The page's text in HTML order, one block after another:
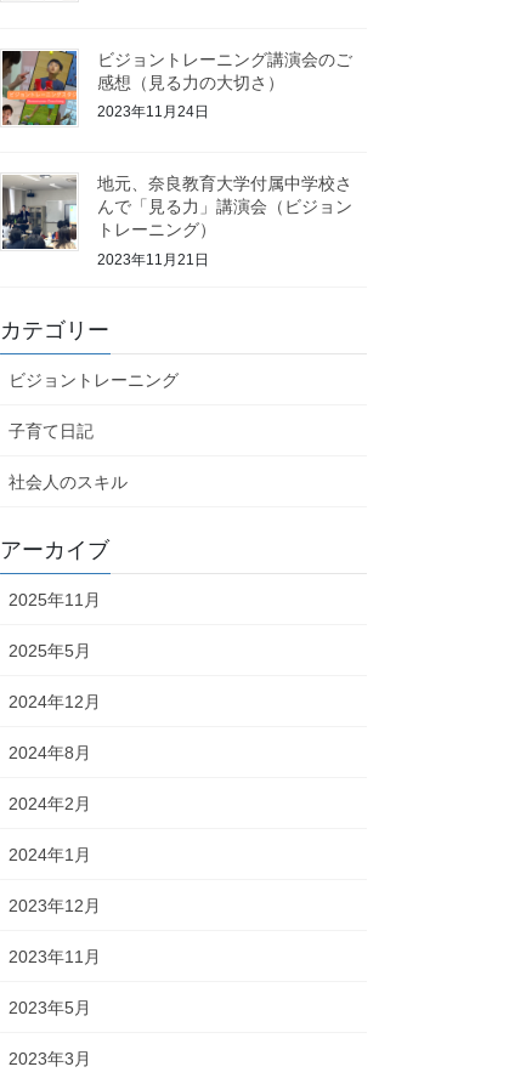
ビジョントレーニング講演会のご
感想（見る力の大切さ）
2023年11月24日
地元、奈良教育大学付属中学校さ
んで「見る力」講演会（ビジョン
トレーニング）
2023年11月21日
カテゴリー
ビジョントレーニング
子育て日記
社会人のスキル
アーカイブ
2025年11月
2025年5月
2024年12月
2024年8月
2024年2月
2024年1月
2023年12月
2023年11月
2023年5月
2023年3月